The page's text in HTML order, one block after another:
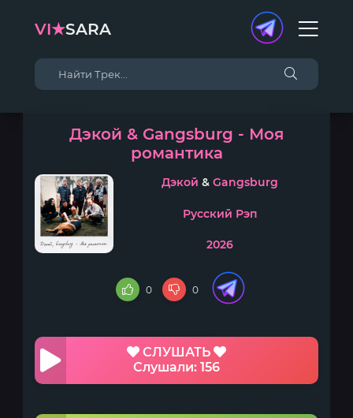
VI★SARA
Дэкой & Gangsburg - Моя
романтика
Дэкой & Gangsburg
Русский Рэп
2026
0 0
СЛУШАТЬ
Слушали: 156